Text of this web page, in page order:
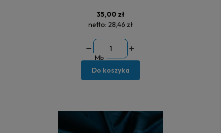
35,00 zł
netto: 28,46 zł
Mb
Do koszyka